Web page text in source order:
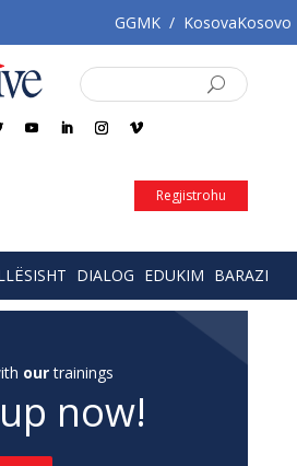
GGMK / KosovaKosovo
Regjistrohu
DIALOG EDUKIM BARAZI
ourtrainings
now!